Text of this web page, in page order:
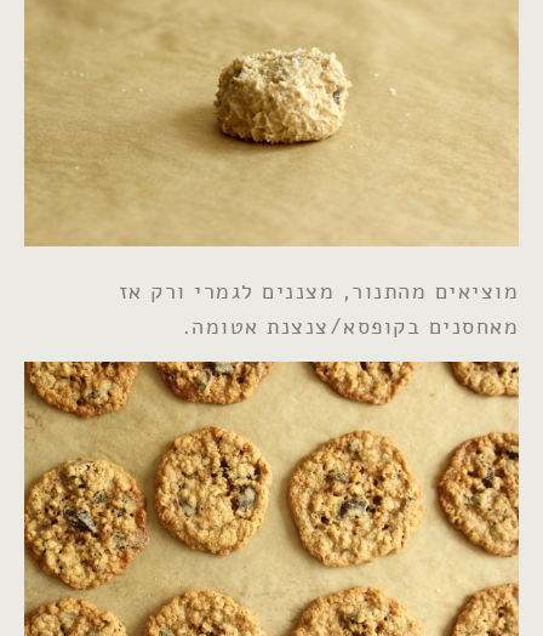
מוציאים מהתנור, מצננים לגמרי ורק אז
מאחסנים בקופסא/צנצנת אטומה.